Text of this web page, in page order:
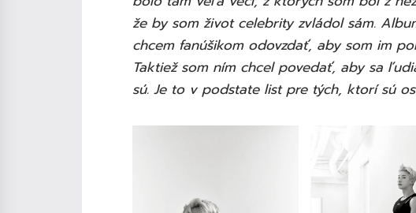
že by som život celebrity zvládol sám.
chcem fanúšikom odovzdať, aby som im
Taktiež som ním chcel povedať, aby sa
sú. Je to v podstate list pre tých, ktorí sú